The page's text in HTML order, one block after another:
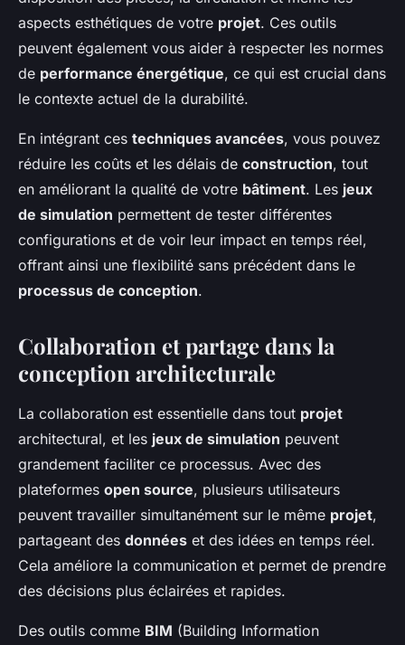
aspects esthétiques de votre projet. Ces outils
peuvent également vous aider à respecter les normes
de performance énergétique, ce qui est crucial dans
le contexte actuel de la durabilité.
En intégrant ces techniques avancées, vous pouvez
réduire les coûts et les délais de construction, tout
en améliorant la qualité de votre bâtiment. Les jeux
de simulation permettent de tester différentes
configurations et de voir leur impact en temps réel,
offrant ainsi une flexibilité sans précédent dans le
processus de conception.
Collaboration et partage dans la
conception architecturale
La collaboration est essentielle dans tout projet
architectural, et les jeux de simulation peuvent
grandement faciliter ce processus. Avec des
plateformes open source, plusieurs utilisateurs
peuvent travailler simultanément sur le même projet,
partageant des données et des idées en temps réel.
Cela améliore la communication et permet de prendre
des décisions plus éclairées et rapides.
Des outils comme BIM (Building Information